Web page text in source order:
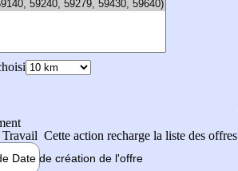
Travail Cette action recharge la liste des offres
Date de création de l'offre